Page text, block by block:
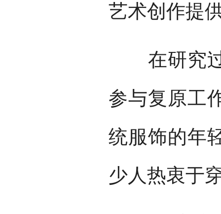
艺术创作提
在研究过
参与复原工
统服饰的年
少人热衷于